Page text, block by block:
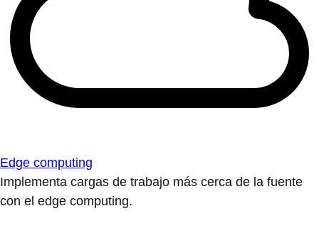
Edge computing
Implementa cargas de trabajo más cerca de la fuente
con el edge computing.